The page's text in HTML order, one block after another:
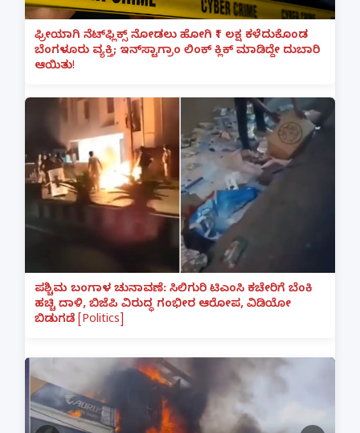
ಫ್ರೀಯಾಗಿ ನೆಟ್‌ಫ್ಲಿಕ್ಸ್ ನೋಡಲು ಹೋಗಿ ₹1 ಲಕ್ಷ ಕಳೆದುಕೊಂಡ
ಬೆಂಗಳೂರು ವ್ಯಕ್ತಿ; ಇನ್‌ಸ್ಟಾಗ್ರಾಂ ಲಿಂಕ್ ಕ್ಲಿಕ್ ಮಾಡಿದ್ದೇ ದುಬಾರಿ
ಆಯಿತು!
ಪಶ್ಚಿಮ ಬಂಗಾಳ ಚುನಾವಣೆ: ಸಿಲಿಗುರಿ ಟಿಎಂಸಿ ಕಚೇರಿಗೆ ಬೆಂಕಿ
ಹಚ್ಚಿ ದಾಳಿ, ಬಿಜೆಪಿ ವಿರುದ್ಧ ಗಂಭೀರ ಆರೋಪ, ವಿಡಿಯೋ
ಬಿಡುಗಡೆ [Politics]